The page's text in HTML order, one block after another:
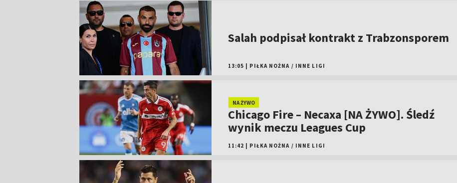
Salah podpisał kontrakt z Trabzonsporem
13:05 PIŁKA NOŻNA / INNE LIGI
NA ŻYWO
Chicago Fire – Necaxa [NA ŻYWO]. Śledź
wynik meczu Leagues Cup
11:42 PIŁKA NOŻNA / INNE LIGI